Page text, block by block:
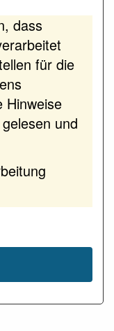
dass
für die
Hinweise
und